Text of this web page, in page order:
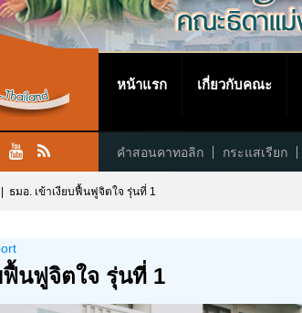
หน้าแรก เกี่ยวกับคณะ
คำสอนคาทอลิก กระแสเรียก
ธมอ. เข้าเงียบฟื้นฟูจิตใจ รุ่นที่ 1
ฟื้นฟูจิตใจ รุ่นที่ 1